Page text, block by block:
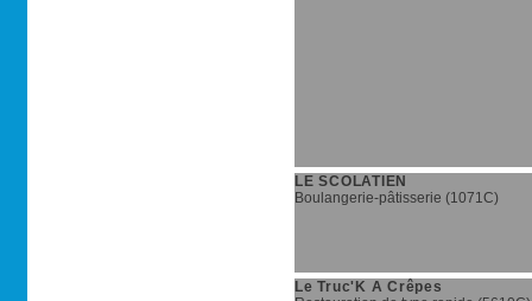
LE SCOLATIEN
Boulangerie-pâtisserie (1071C)
Le Truc'K A Crêpes